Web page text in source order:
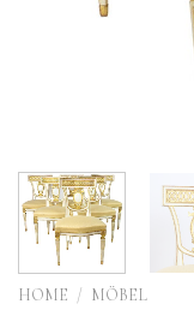
HOME / MÖBEL